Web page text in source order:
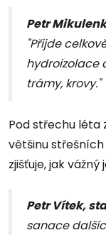
Petr
"Přijde
hydroizolace
trámy, krovy."
Pod střechu léta
většinu
zjišťuje, jak
Petr Vítek,
sanace